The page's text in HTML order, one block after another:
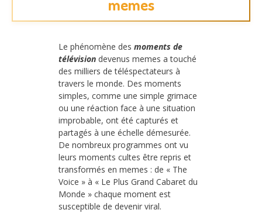
memes
Le phénomène des moments de
télévision devenus memes a touché
des milliers de téléspectateurs à
travers le monde. Des moments
simples, comme une simple grimace
ou une réaction face à une situation
improbable, ont été capturés et
partagés à une échelle démesurée.
De nombreux programmes ont vu
leurs moments cultes être repris et
transformés en memes : de « The
Voice » à « Le Plus Grand Cabaret du
Monde » chaque moment est
susceptible de devenir viral.